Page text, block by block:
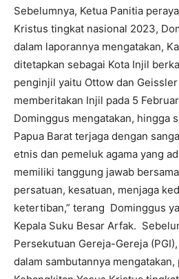
Sebelumnya, Ketua Panitia
Kristus tingkat nasional 2023,
dalam laporannya mengatakan,
ditetapkan sebagai Kota Injil
penginjil yaitu Ottow dan
memberitakan Injil pada 5
Dominggus mengatakan, hingga
Papua Barat terjaga dengan
etnis dan pemeluk agama yang
memiliki tanggung jawab
persatuan, kesatuan, menjaga
ketertiban,” terang Dominggus
Kepala Suku Besar Arfak.
Persekutuan Gereja-Gereja
dalam sambutannya mengatakan,